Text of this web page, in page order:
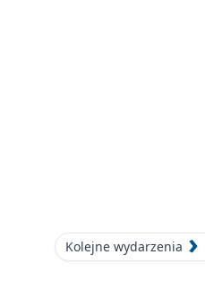
Kolejne wydarzenia